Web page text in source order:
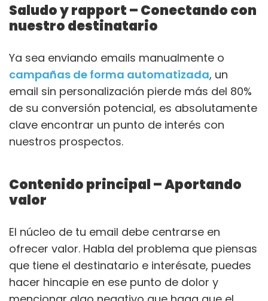
Saludo y rapport – Conectando con
nuestro destinatario
Ya sea enviando emails manualmente o
campañas de forma automatizada, un
email sin personalización pierde más del 80%
de su conversión potencial, es absolutamente
clave encontrar un punto de interés con
nuestros prospectos.
Contenido principal – Aportando
valor
El núcleo de tu email debe centrarse en
ofrecer valor. Habla del problema que piensas
que tiene el destinatario e interésate, puedes
hacer hincapie en ese punto de dolor y